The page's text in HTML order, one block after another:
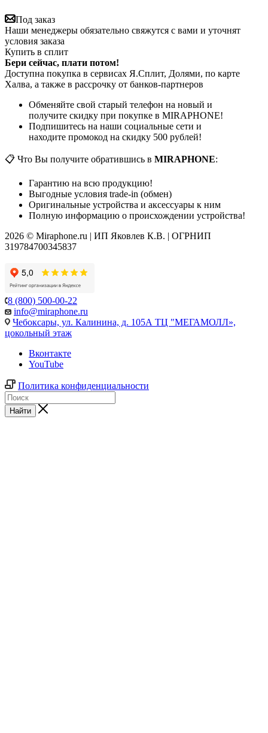
Под заказ
Наши менеджеры обязательно свяжутся с вами и уточнят
условия заказа
Купить в сплит
Бери сейчас, плати потом!
Доступна покупка в сервисах Я.Сплит, Долями, по карте
Халва, а также в рассрочку от банков-партнеров
Обменяйте свой старый телефон на новый и
получите скидку при покупке в MIRAPHONE!
Подпишитесь на наши социальные сети и
находите промокод на скидку 500 рублей!
📋 Что Вы получите обратившись в MIRAPHONE:
Гарантию на всю продукцию!
Выгодные условия trade-in (обмен)
Оригинальные устройства и аксессуары к ним
Полную информацию о происхождении устройства!
2026 © Miraphone.ru | ИП Яковлев К.В. | ОГРНИП
319784700345837
8 (800) 500-00-22
info@miraphone.ru
Чебоксары, ул. Калинина, д. 105А ТЦ "МЕГАМОЛЛ»,
цокольный этаж
Вконтакте
YouTube
Политика конфиденциальности
Найти